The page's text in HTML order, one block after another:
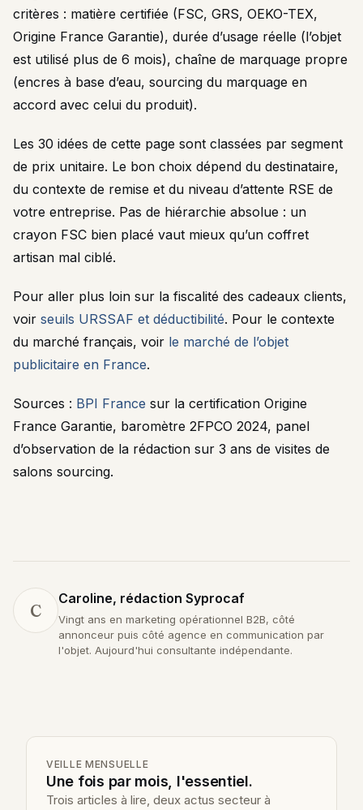
critères : matière certifiée (FSC, GRS, OEKO-TEX,
Origine France Garantie), durée d’usage réelle (l’objet
est utilisé plus de 6 mois), chaîne de marquage propre
(encres à base d’eau, sourcing du marquage en
accord avec celui du produit).
Les 30 idées de cette page sont classées par segment
de prix unitaire. Le bon choix dépend du destinataire,
du contexte de remise et du niveau d’attente RSE de
votre entreprise. Pas de hiérarchie absolue : un
crayon FSC bien placé vaut mieux qu’un coffret
artisan mal ciblé.
Pour aller plus loin sur la fiscalité des cadeaux clients,
voir seuils URSSAF et déductibilité. Pour le contexte
du marché français, voir le marché de l’objet
publicitaire en France.
Sources : BPI France sur la certification Origine
France Garantie, baromètre 2FPCO 2024, panel
d’observation de la rédaction sur 3 ans de visites de
salons sourcing.
C
Caroline, rédaction Syprocaf
Vingt ans en marketing opérationnel B2B, côté
annonceur puis côté agence en communication par
l'objet. Aujourd'hui consultante indépendante.
VEILLE MENSUELLE
Une fois par mois, l'essentiel.
Trois articles à lire, deux actus secteur à